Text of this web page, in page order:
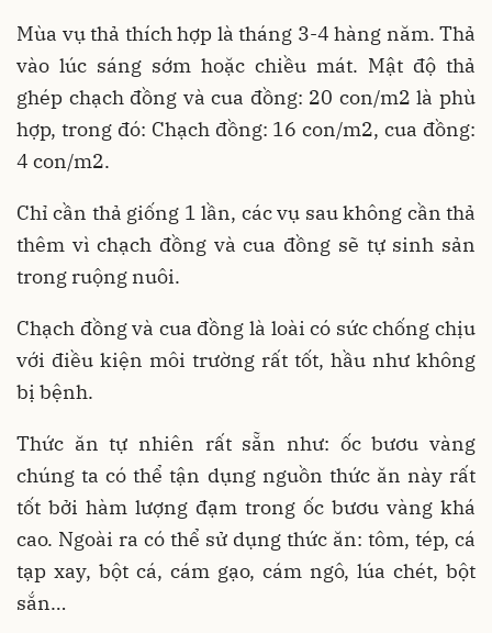
Mùa vụ thả thích hợp là tháng 3-4 hàng năm. Thả
vào lúc sáng sớm hoặc chiều mát. Mật độ thả
ghép chạch đồng và cua đồng: 20 con/m2 là phù
hợp, trong đó: Chạch đồng: 16 con/m2, cua đồng:
4 con/m2.
Chỉ cần thả giống 1 lần, các vụ sau không cần thả
thêm vì chạch đồng và cua đồng sẽ tự sinh sản
trong ruộng nuôi.
Chạch đồng và cua đồng là loài có sức chống chịu
với điều kiện môi trường rất tốt, hầu như không
bị bệnh.
Thức ăn tự nhiên rất sẵn như: ốc bươu vàng
chúng ta có thể tận dụng nguồn thức ăn này rất
tốt bởi hàm lượng đạm trong ốc bươu vàng khá
cao. Ngoài ra có thể sử dụng thức ăn: tôm, tép, cá
tạp xay, bột cá, cám gạo, cám ngô, lúa chét, bột
sắn…